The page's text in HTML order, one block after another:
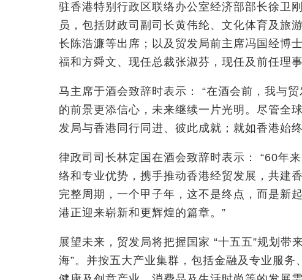
驻香港特别行政区联络办公室经济部部长徐卫
员，包括财政司副司长黄伟纶、文化体育及旅
长陈浩濂等出席；以及贸发局前主席冯国经博
福和方舜文、现任总裁张淑芬，现任及前任理事
马主席于酒会致辞时表示： “在酒会前，我与
的前景更添信心，未来继续一片光明。尽管全
发局与香港同行同进、彼此成就；就如香港始
律政司司长林定国在酒会致辞时表示： “60年
络和专业优势，携手推动香港经贸发展，共建
完整周期，一个甲子年，这不是终点，而是新
港正迎来崭新和更辉煌的篇章。”
展望未来，贸发局将把握国家 “十五五”规划带
海”。并按五大产业集群，包括金融及专业服